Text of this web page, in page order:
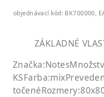
objednávací kód: BK700000,
ZÁKLADNÉ
Značka:Notes
KSFarba:mix
točené